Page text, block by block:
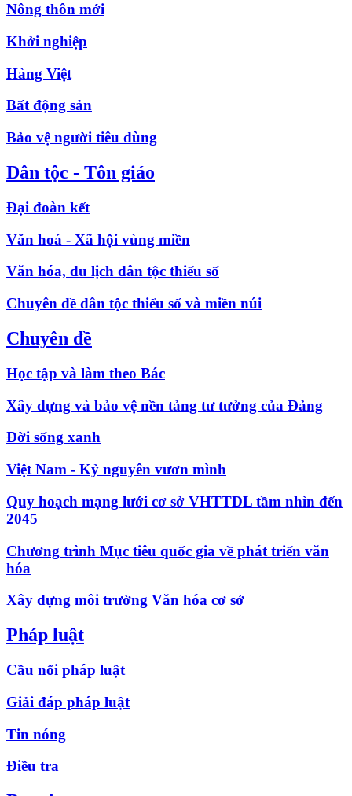
Nông thôn mới
Khởi nghiệp
Hàng Việt
Bất động sản
Bảo vệ người tiêu dùng
Dân tộc - Tôn giáo
Đại đoàn kết
Văn hoá - Xã hội vùng miền
Văn hóa, du lịch dân tộc thiểu số
Chuyên đề dân tộc thiểu số và miền núi
Chuyên đề
Học tập và làm theo Bác
Xây dựng và bảo vệ nền tảng tư tưởng của Đảng
Đời sống xanh
Việt Nam - Kỷ nguyên vươn mình
Quy hoạch mạng lưới cơ sở VHTTDL tầm nhìn đến
2045
Chương trình Mục tiêu quốc gia về phát triển văn
hóa
Xây dựng môi trường Văn hóa cơ sở
Pháp luật
Cầu nối pháp luật
Giải đáp pháp luật
Tin nóng
Điều tra